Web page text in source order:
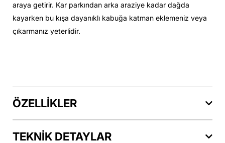
araya getirir. Kar parkından arka araziye kadar dağda
kayarken bu kışa dayanıklı kabuğa katman eklemeniz veya
çıkarmanız yeterlidir.
ÖZELLİKLER
TEKNİK DETAYLAR